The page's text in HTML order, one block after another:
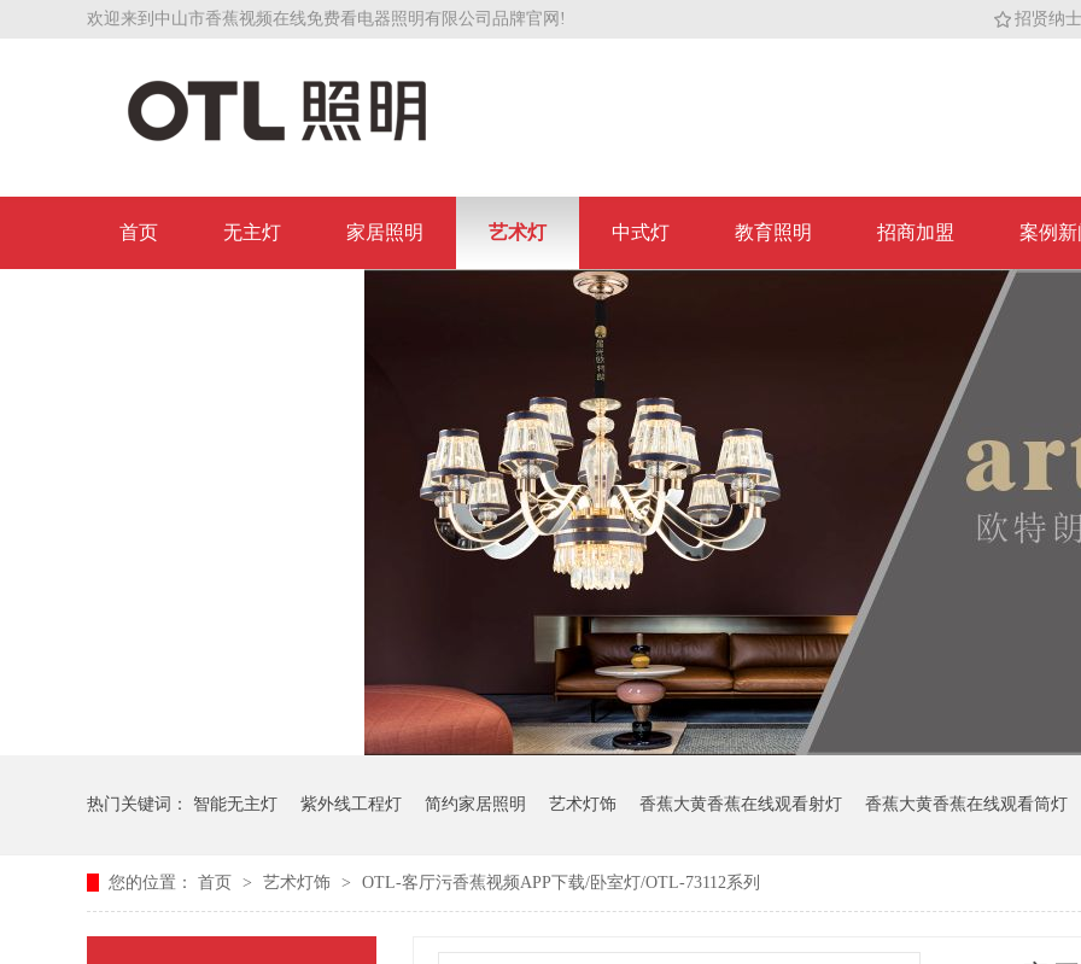
招贤纳士
欢迎来到中山市香蕉视频在线免费看电器照明有限公司品牌官网!
首页 无主灯 家居照明 艺术灯 中式灯 教育照明 招商加盟 案例新
热门关键词： 智能无主灯 紫外线工程灯 简约家居照明 艺术灯饰 香蕉大黄香蕉在线观看射灯 香蕉大黄香蕉在线观看筒灯
您的位置： 首页 > 艺术灯饰 > OTL-客厅污香蕉视频APP下载/卧室灯/OTL-73112系列